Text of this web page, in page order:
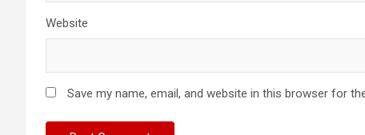
Website
Save my name, email, and website in this browser for